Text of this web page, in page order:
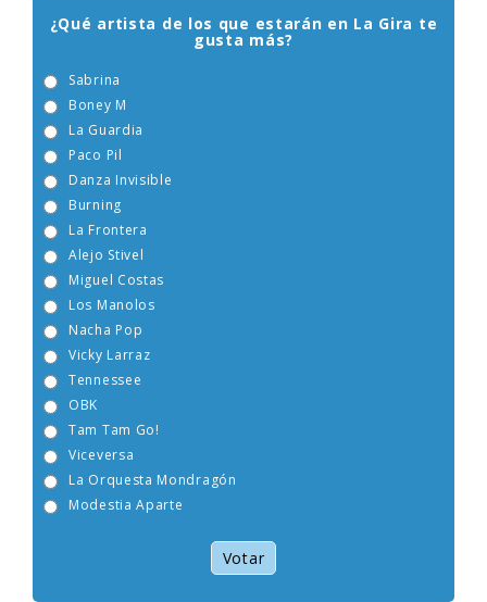
¿Qué artista de los que estarán en La Gira te
gusta más?
Sabrina
Boney M
La Guardia
Paco Pil
Danza Invisible
Burning
La Frontera
Alejo Stivel
Miguel Costas
Los Manolos
Nacha Pop
Vicky Larraz
Tennessee
OBK
Tam Tam Go!
Viceversa
La Orquesta Mondragón
Modestia Aparte
Votar